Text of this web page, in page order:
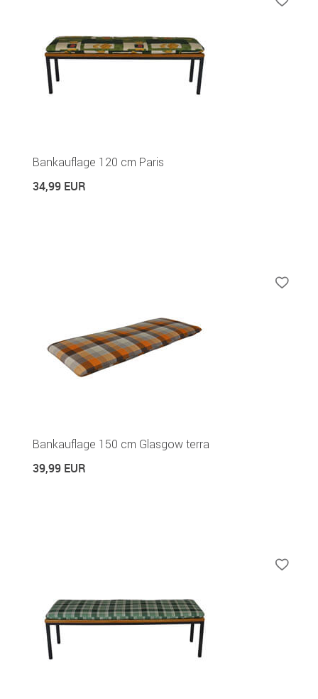
Bankauflage 120 cm Paris
34,99 EUR
Bankauflage 150 cm Glasgow terra
39,99 EUR